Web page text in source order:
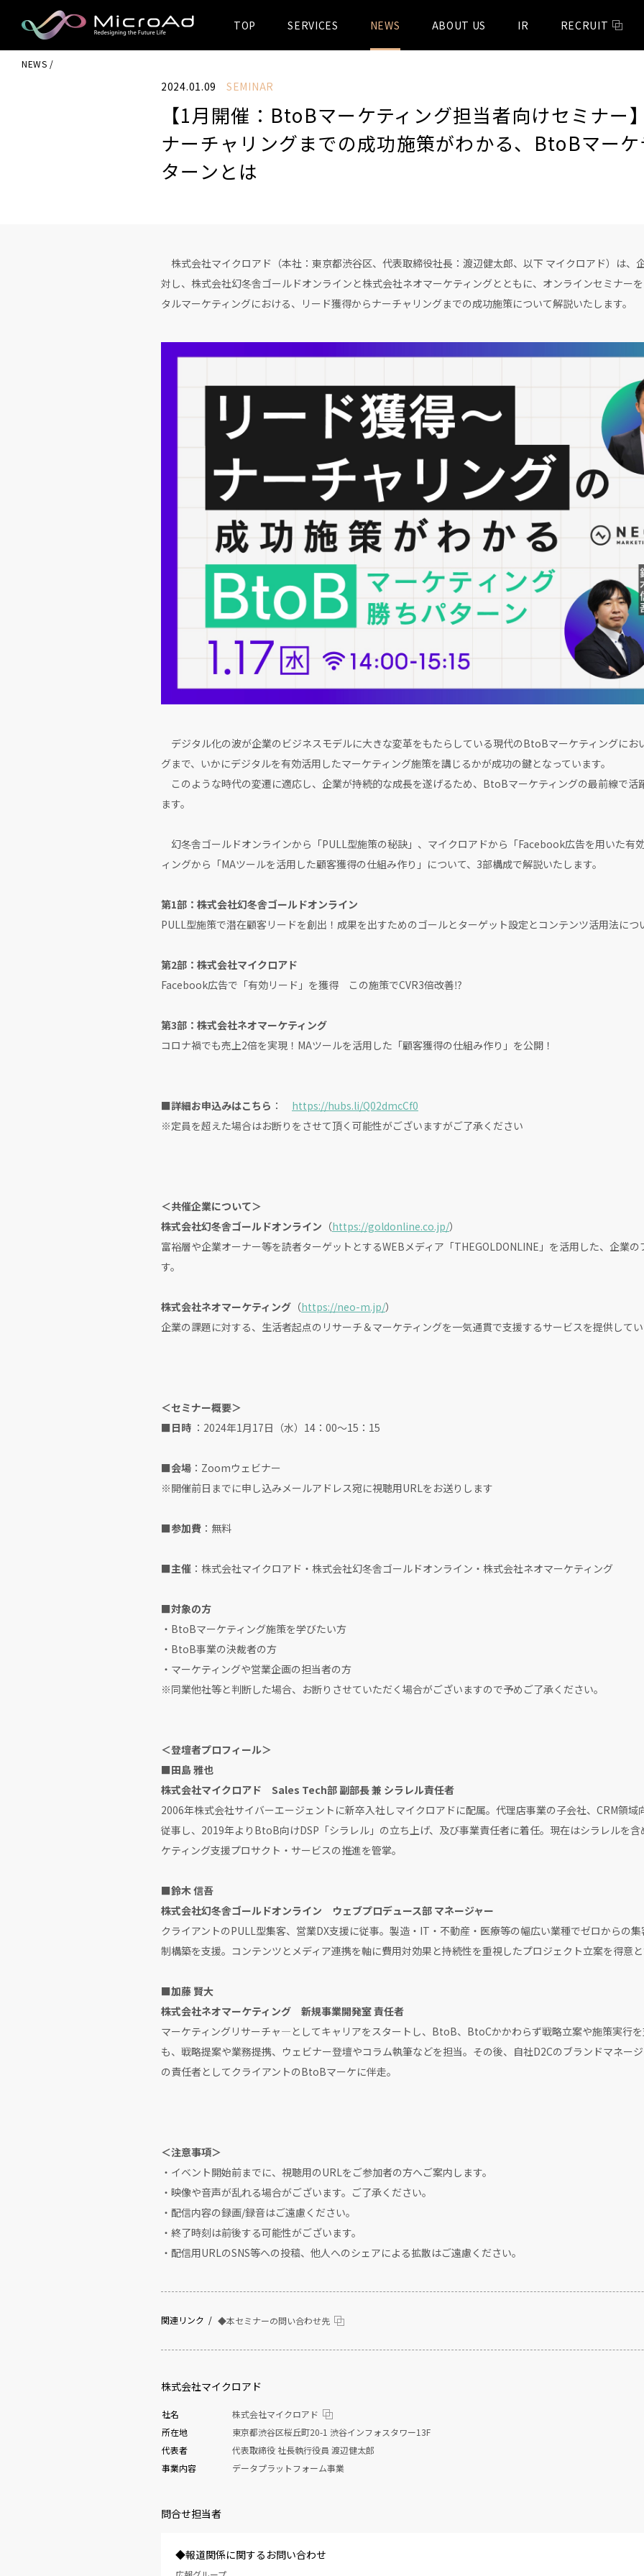
MicroAd -
Redesigning
the Future Life
TOP SERVICES NEWS ABOUT US IR RECRUIT
NEWS
2024.01.09 SEMINAR
【1月開催：BtoBマーケティング担当者向けセミナー
ナーチャリングまでの成功施策がわかる、BtoBマー
ターンとは
株式会社マイクロアド（本社：東京都渋谷区、代表取締役社長：渡辺健太郎、以下 マイクロアド）は、
対し、株式会社幻冬舎ゴールドオンラインと株式会社ネオマーケティングとともに、オンラインセミナー
タルマーケティングにおける、リード獲得からナーチャリングまでの成功施策について解説いたします。
デジタル化の波が企業のビジネスモデルに大きな変革をもたらしている現代のBtoBマーケティングにお
グまで、いかにデジタルを有効活用したマーケティング施策を講じるかが成功の鍵となっています。
このような時代の変遷に適応し、企業が持続的な成長を遂げるため、BtoBマーケティングの最前線で活
ます。
幻冬舎ゴールドオンラインから「PULL型施策の秘訣」、マイクロアドから「Facebook広告を用いた有
ィングから「MAツールを活用した顧客獲得の仕組み作り」について、3部構成で解説いたします。
第1部：株式会社幻冬舎ゴールドオンライン
PULL型施策で潜在顧客リードを創出！成果を出すためのゴールとターゲット設定とコンテンツ活用法につ
第2部：株式会社マイクロアド
Facebook広告で「有効リード」を獲得 この施策でCVR3倍改善⁉️
第3部：株式会社ネオマーケティング
コロナ禍でも売上2倍を実現！MAツールを活用した「顧客獲得の仕組み作り」を公開！
■詳細お申込みはこちら ： https://hubs.li/Q02dmcCf0
※定員を超えた場合はお断りをさせて頂く可能性がございますがご了承ください
＜共催企業について＞
株式会社幻冬舎ゴールドオンライン （https://goldonline.co.jp/）
富裕層や企業オーナー等を読者ターゲットとするWEBメディア「THEGOLDONLINE」を活用した、企業
す。
株式会社ネオマーケティング （https://neo-m.jp/）
企業の課題に対する、生活者起点のリサーチ＆マーケティングを一気通貫で支援するサービスを提供して
＜セミナー概要＞
■日時 ：2024年1月17日（水）14：00～15：15
■会場 ：Zoomウェビナー
※開催前日までに申し込みメールアドレス宛に視聴用URLをお送りします
■参加費 ：無料
■主催 ：株式会社マイクロアド・株式会社幻冬舎ゴールドオンライン・株式会社ネオマーケティング
■対象の方
・BtoBマーケティング施策を学びたい方
・BtoB事業の決裁者の方
・マーケティングや営業企画の担当者の方
※同業他社等と判断した場合、お断りさせていただく場合がございますので予めご了承ください。
＜登壇者プロフィール＞
■田島 雅也
株式会社マイクロアド Sales Tech部 副部長 兼 シラレル責任者
2006年株式会社サイバーエージェントに新卒入社しマイクロアドに配属。代理店事業の子会社、CRM領
従事し、2019年よりBtoB向けDSP「シラレル」の立ち上げ、及び事業責任者に着任。現在はシラレルを
ケティング支援プロサクト・サービスの推進を管掌。
■鈴木 信吾
株式会社幻冬舎ゴールドオンライン ウェブプロデュース部 マネージャー
クライアントのPULL型集客、営業DX支援に従事。製造・IT・不動産・医療等の幅広い業種でゼロからの
制構築を支援。コンテンツとメディア連携を軸に費用対効果と持続性を重視したプロジェクト立案を得意
■加藤 賢大
株式会社ネオマーケティング 新規事業開発室 責任者
マーケティングリサーチャ―としてキャリアをスタートし、BtoB、BtoCかかわらず戦略立案や施策実行
も、戦略提案や業務提携、ウェビナー登壇やコラム執筆などを担当。その後、自社D2Cのブランドマネー
の責任者としてクライアントのBtoBマーケに伴走。
＜注意事項＞
・イベント開始前までに、視聴用のURLをご参加者の方へご案内します。
・映像や音声が乱れる場合がございます。ご了承ください。
・配信内容の録画/録音はご遠慮ください。
・終了時刻は前後する可能性がございます。
・配信用URLのSNS等への投稿、他人へのシェアによる拡散はご遠慮ください。
関連リンク ◆本セミナーの問い合わせ先
株式会社マイクロアド
社名
株式会社マイクロアド
所在地
東京都渋谷区桜丘町20-1 渋谷インフォスタワー13F
代表者
代表取締役 社長執行役員 渡辺健太郎
事業内容
データプラットフォーム事業
問合せ担当者
◆報道関係に関するお問い合わせ